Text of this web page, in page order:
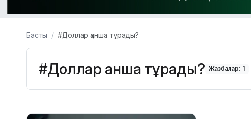
Басты #Доллар қанша тұрады?
#Доллар қанша тұрады? Жазбалар: 1